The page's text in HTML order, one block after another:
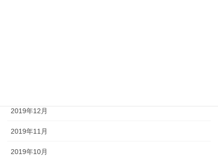
2019年12月
2019年11月
2019年10月